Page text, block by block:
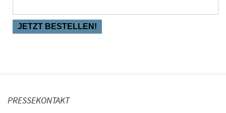
PRESSEKONTAKT